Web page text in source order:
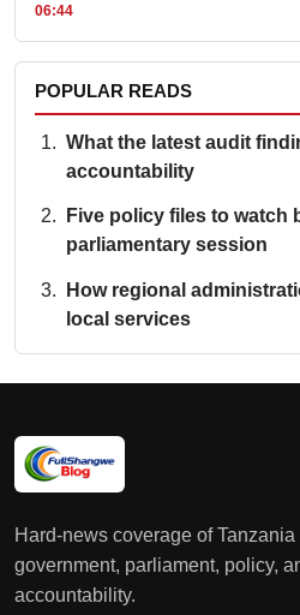
06:44
POPULAR READS
What the latest audit
accountability
Five policy files to watch
parliamentary session
How regional
local services
Hard-news coverage of Tanzania
government, parliament, policy,
accountability.